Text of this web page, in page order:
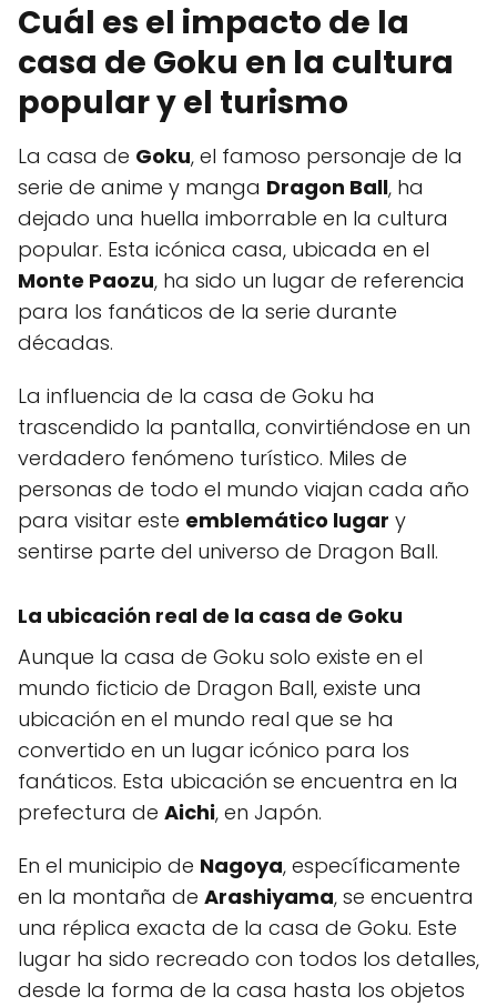
Cuál es el impacto de la
casa de Goku en la cultura
popular y el turismo
La casa de Goku, el famoso personaje de la
serie de anime y manga Dragon Ball, ha
dejado una huella imborrable en la cultura
popular. Esta icónica casa, ubicada en el
Monte Paozu, ha sido un lugar de referencia
para los fanáticos de la serie durante
décadas.
La influencia de la casa de Goku ha
trascendido la pantalla, convirtiéndose en un
verdadero fenómeno turístico. Miles de
personas de todo el mundo viajan cada año
para visitar este emblemático lugar y
sentirse parte del universo de Dragon Ball.
La ubicación real de la casa de Goku
Aunque la casa de Goku solo existe en el
mundo ficticio de Dragon Ball, existe una
ubicación en el mundo real que se ha
convertido en un lugar icónico para los
fanáticos. Esta ubicación se encuentra en la
prefectura de Aichi, en Japón.
En el municipio de Nagoya, específicamente
en la montaña de Arashiyama, se encuentra
una réplica exacta de la casa de Goku. Este
lugar ha sido recreado con todos los detalles,
desde la forma de la casa hasta los objetos